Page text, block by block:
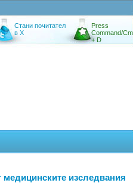
Стани почитател
в X
Press
Command/
+ D
медицинските изследвания